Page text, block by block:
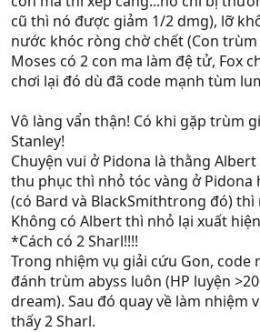
cũ thì nó được giảm 1/2 dmg), lỡ
nước khóc ròng chờ chết (Con
Moses có 2 con ma làm đệ tử, Fox
chơi lại đó dù đã code mạnh tùm
Vô làng vẩn thận! Có khi gặp trùm
Stanley!
Chuyện vui ở Pidona là thằng
thu phục thì nhỏ tóc vàng ở Pidona
(có Bard và BlackSmithtrong đó)
Không có Albert thì nhỏ lại xuất
*Cách có 2 Sharl!!!!
Trong nhiệm vụ giải cứu Gon, code
đánh trùm abyss luôn (HP luyện
dream). Sau đó quay về làm nhiệm
thấy 2 Sharl.